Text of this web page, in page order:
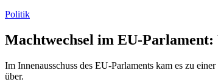
Politik
Machtwechsel im EU-
Im Innenausschuss des EU-Parlaments kam es zu
über.